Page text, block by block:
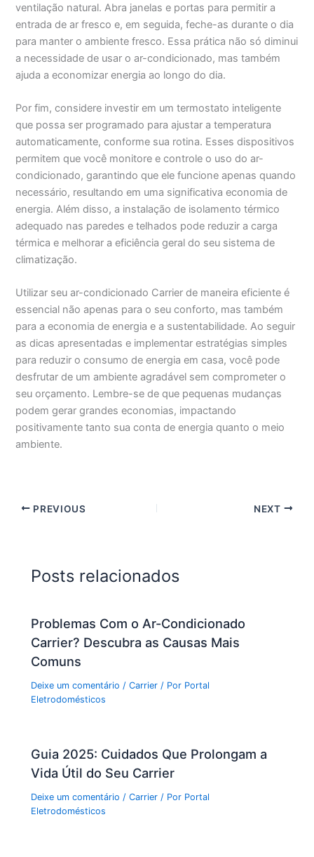
ventilação natural. Abra janelas e portas para permitir a
entrada de ar fresco e, em seguida, feche-as durante o dia
para manter o ambiente fresco. Essa prática não só diminui
a necessidade de usar o ar-condicionado, mas também
ajuda a economizar energia ao longo do dia.
Por fim, considere investir em um termostato inteligente
que possa ser programado para ajustar a temperatura
automaticamente, conforme sua rotina. Esses dispositivos
permitem que você monitore e controle o uso do ar-
condicionado, garantindo que ele funcione apenas quando
necessário, resultando em uma significativa economia de
energia. Além disso, a instalação de isolamento térmico
adequado nas paredes e telhados pode reduzir a carga
térmica e melhorar a eficiência geral do seu sistema de
climatização.
Utilizar seu ar-condicionado Carrier de maneira eficiente é
essencial não apenas para o seu conforto, mas também
para a economia de energia e a sustentabilidade. Ao seguir
as dicas apresentadas e implementar estratégias simples
para reduzir o consumo de energia em casa, você pode
desfrutar de um ambiente agradável sem comprometer o
seu orçamento. Lembre-se de que pequenas mudanças
podem gerar grandes economias, impactando
positivamente tanto sua conta de energia quanto o meio
ambiente.
PREVIOUS NEXT
Posts relacionados
Problemas Com o Ar-Condicionado
Carrier? Descubra as Causas Mais
Comuns
Deixe um comentário /Carrier / Por Portal
Eletrodomésticos
Guia 2025: Cuidados Que Prolongam a
Vida Útil do Seu Carrier
Deixe um comentário /Carrier / Por Portal
Eletrodomésticos